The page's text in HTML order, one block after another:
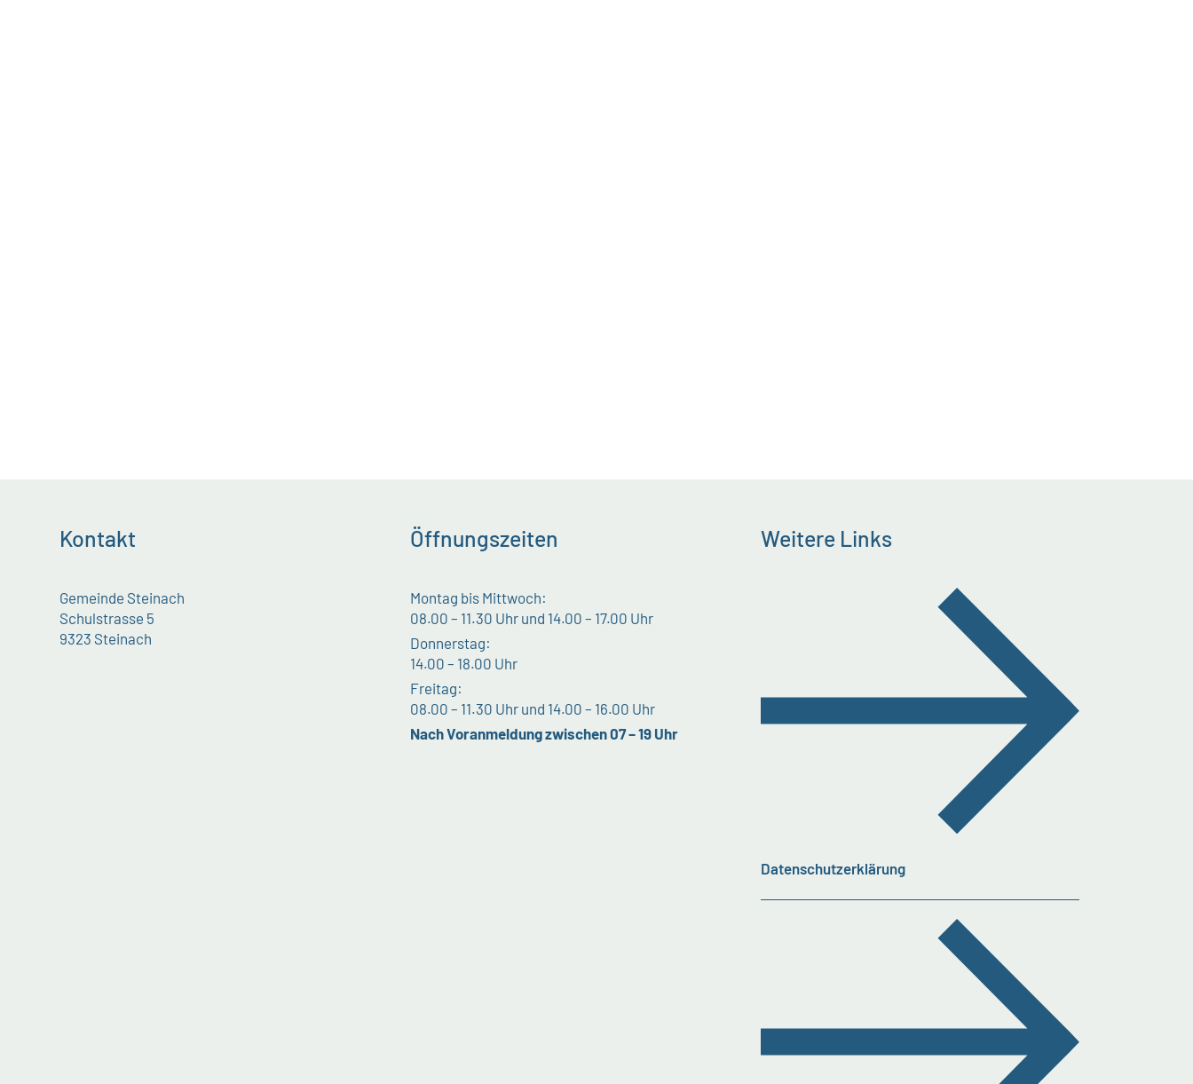
Kontakt
Gemeinde Steinach
Schulstrasse 5
9323 Steinach
Öffnungszeiten
Montag bis Mittwoch:
08.00 – 11.30 Uhr und 14.00 – 17.00 Uhr
Donnerstag:
14.00 – 18.00 Uhr
Freitag:
08.00 – 11.30 Uhr und 14.00 – 16.00 Uhr
Nach Voranmeldung zwischen 07 – 19 Uhr
Weitere Links
Datenschutzerklärung